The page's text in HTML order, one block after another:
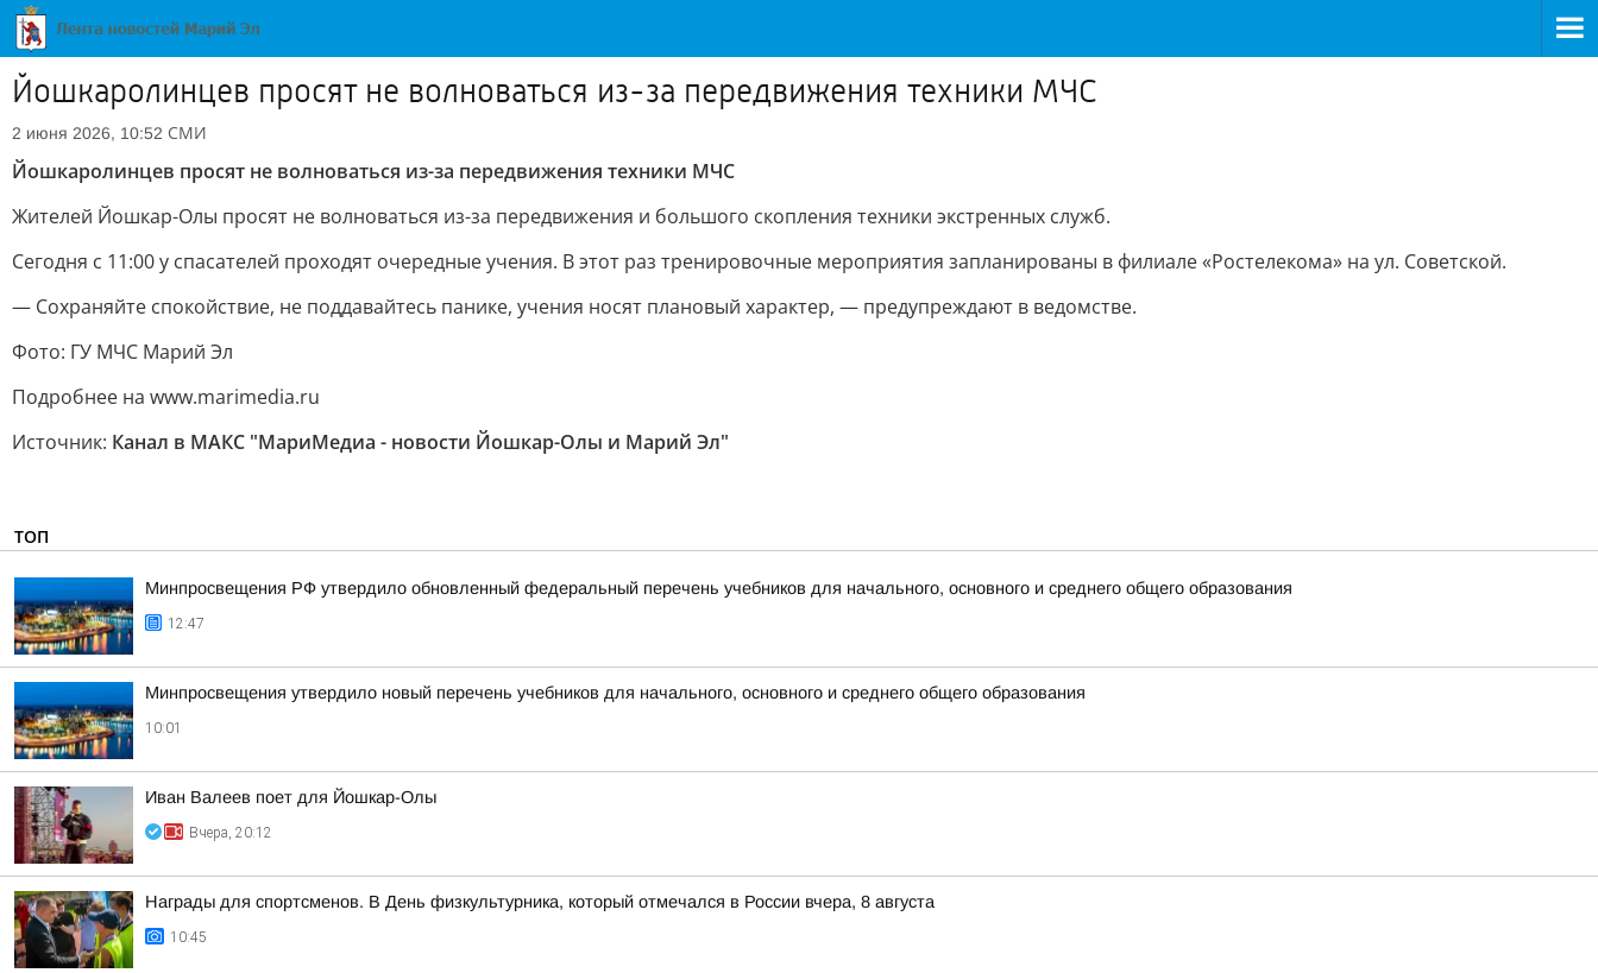
Йошкаролинцев просят не волноваться из-за передвижения техники МЧС
2 июня 2026, 10:52 СМИ
Йошкаролинцев просят не волноваться из-за передвижения техники МЧС
Жителей Йошкар-Олы просят не волноваться из-за передвижения и большого скопления техники экстренных служб.
Сегодня с 11:00 у спасателей проходят очередные учения. В этот раз тренировочные мероприятия запланированы в филиале «Ростелекома» на ул. Советской.
— Сохраняйте спокойствие, не поддавайтесь панике, учения носят плановый характер, — предупреждают в ведомстве.
Фото: ГУ МЧС Марий Эл
Подробнее на www.marimedia.ru
Источник: Канал в МАКС "МариМедиа - новости Йошкар-Олы и Марий Эл"
ТОП
Минпросвещения РФ утвердило обновленный федеральный перечень учебников для начального, основного и среднего общего образования
12:47
Минпросвещения утвердило новый перечень учебников для начального, основного и среднего общего образования
10:01
Иван Валеев поет для Йошкар-Олы
Вчера, 20:12
Награды для спортсменов. В День физкультурника, который отмечался в России вчера, 8 августа
10:45